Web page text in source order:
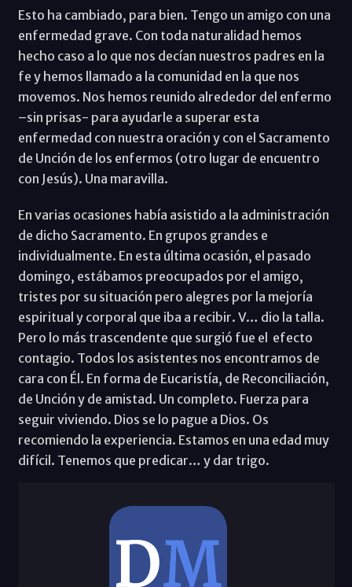
Esto ha cambiado, para bien. Tengo un amigo con una
enfermedad grave. Con toda naturalidad hemos
hecho caso a lo que nos decían nuestros padres en la
fe y hemos llamado a la comunidad en la que nos
movemos. Nos hemos reunido alrededor del enfermo
–sin prisas- para ayudarle a superar esta
enfermedad con nuestra oración y con el Sacramento
de Unción de los enfermos (otro lugar de encuentro
con Jesús). Una maravilla.
En varias ocasiones había asistido a la administración
de dicho Sacramento. En grupos grandes e
individualmente. En esta última ocasión, el pasado
domingo, estábamos preocupados por el amigo,
tristes por su situación pero alegres por la mejoría
espiritual y corporal que iba a recibir. V… dio la talla.
Pero lo más trascendente que surgió fue el efecto
contagio. Todos los asistentes nos encontramos de
cara con Él. En forma de Eucaristía, de Reconciliación,
de Unción y de amistad. Un completo. Fuerza para
seguir viviendo. Dios se lo pague a Dios. Os
recomiendo la experiencia. Estamos en una edad muy
difícil. Tenemos que predicar… y dar trigo.